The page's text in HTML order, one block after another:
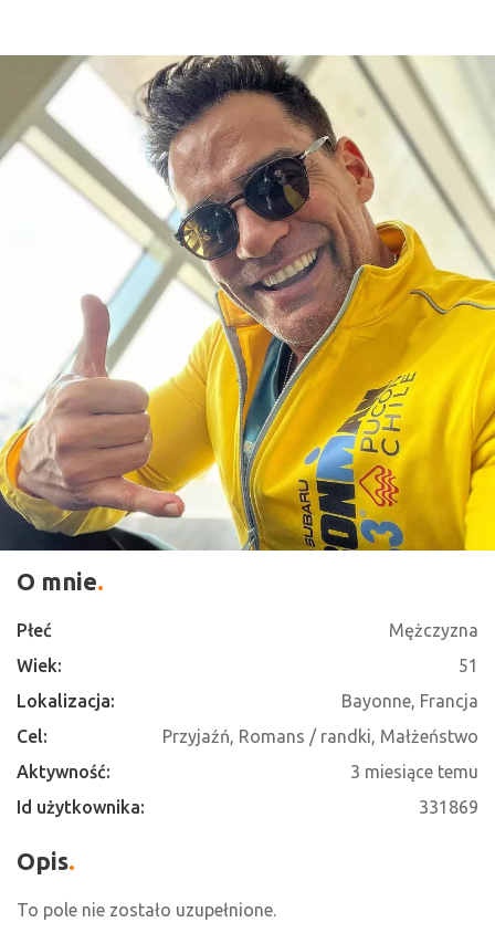
O mnie
Płeć
Mężczyzna
Wiek:
51
Lokalizacja:
Bayonne, Francja
Cel:
Przyjaźń, Romans / randki, Małżeństwo
Aktywność:
3 miesiące temu
Id użytkownika:
331869
Opis
To pole nie zostało uzupełnione.